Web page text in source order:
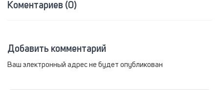
Коментариев (0)
Добавить комментарий
Ваш электронный адрес не будет опубликован